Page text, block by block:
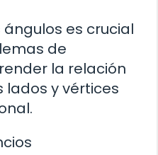
es crucial
de
la relación
lados y vértices